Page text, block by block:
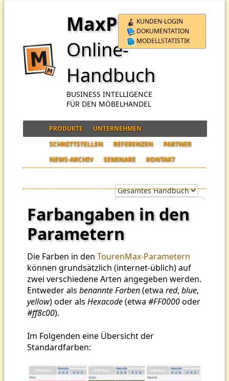
KUNDEN-LOGIN
DOKUMENTATION
MODELLSTATISTIK
MaxPro
Online-
Handbuch
BUSINESS INTELLIGENCE
FÜR DEN MÖBELHANDEL
PRODUKTE
UNTERNEHMEN
SCHNITTSTELLEN
REFERENZEN
PARTNER
NEWS-ARCHIV
SEMINARE KONTAKT
Farbangaben in den
Parametern
Die Farben in den TourenMax-Parametern
können grundsätzlich (internet-üblich) auf
zwei verschiedene Arten angegeben werden.
Entweder als benannte Farben(etwa red, blue,
yellow) oder als Hexacode(etwa #FF0000oder
#ff8c00).
Im Folgenden eine Übersicht der
Standardfarben: